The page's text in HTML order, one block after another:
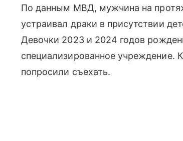
По данным МВД, мужчина на
устраивал драки в присутствии
Девочки 2023 и 2024 годов
специализированное учреждение.
попросили съехать.